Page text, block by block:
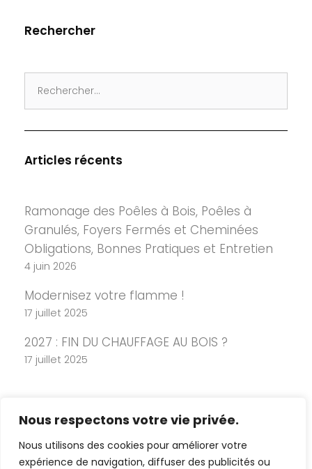
Nous respectons votre vie privée.
Nous utilisons des cookies pour améliorer votre
expérience de navigation, diffuser des publicités ou
Rechercher
for:
Articles récents
Ramonage des Poêles à Bois, Poêles à
Granulés, Foyers Fermés et Cheminées
Obligations, Bonnes Pratiques et Entretien
4 juin 2026
Modernisez votre flamme !
17 juillet 2025
2027 : FIN DU CHAUFFAGE AU BOIS ?
17 juillet 2025